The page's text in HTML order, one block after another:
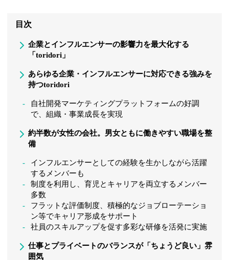
目次
企業とインフルエンサーの影響力を最大化する
「toridori」
あらゆる企業・インフルエンサーに対応できる強みを
持つtoridori
自社開発マーケティングプラットフォームの好調
で、組織・事業成長を実現
約半数が女性の会社。男女ともに働きやすい職場を整
備
インフルエンサーとしての経験を生かしながら活躍
するメンバーも
制度を利用し、育児とキャリアを両立するメンバー
多数
フラットな評価制度、積極的なジョブローテーショ
ン等でキャリア形成をサポート
社員のスキルアップを促す多彩な研修を活発に実施
仕事とプライベートのバランスが「ちょうど良い」雰
囲気